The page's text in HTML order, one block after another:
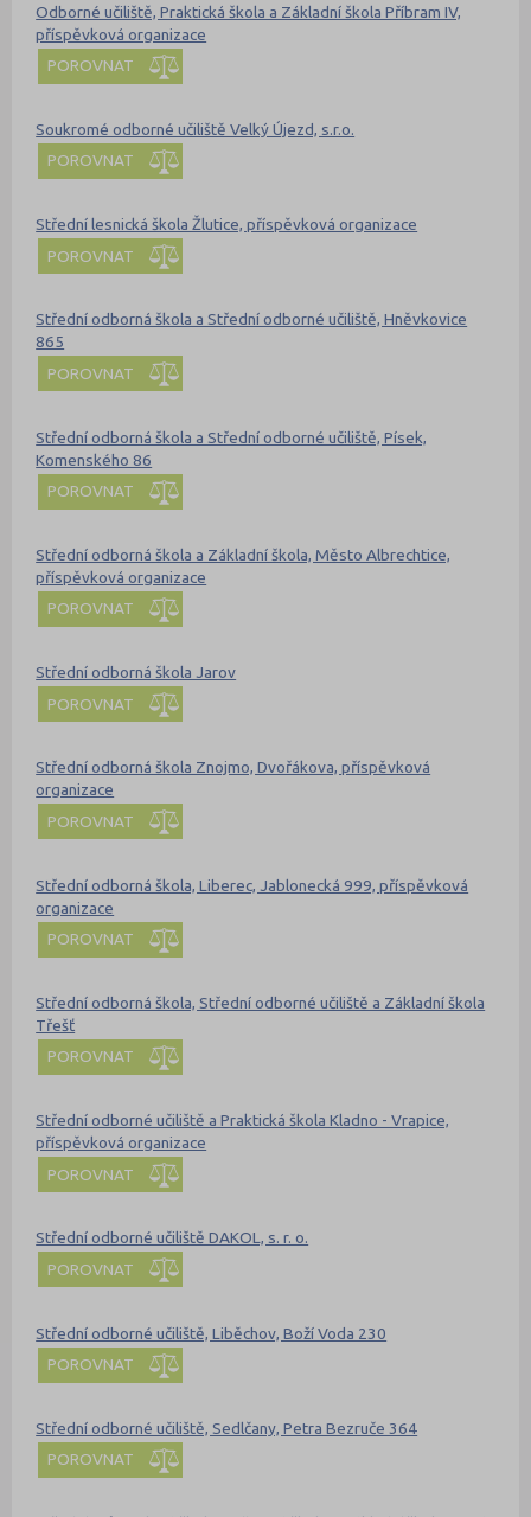
Odborné učiliště, Praktická škola a Základní škola Příbram IV,
příspěvková organizace
POROVNAT
Soukromé odborné učiliště Velký Újezd, s.r.o.
POROVNAT
Střední lesnická škola Žlutice, příspěvková organizace
POROVNAT
Střední odborná škola a Střední odborné učiliště, Hněvkovice
865
POROVNAT
Střední odborná škola a Střední odborné učiliště, Písek,
Komenského 86
POROVNAT
Střední odborná škola a Základní škola, Město Albrechtice,
příspěvková organizace
POROVNAT
Střední odborná škola Jarov
POROVNAT
Střední odborná škola Znojmo, Dvořákova, příspěvková
organizace
POROVNAT
Střední odborná škola, Liberec, Jablonecká 999, příspěvková
organizace
POROVNAT
Střední odborná škola, Střední odborné učiliště a Základní škola
Třešť
POROVNAT
Střední odborné učiliště a Praktická škola Kladno - Vrapice,
příspěvková organizace
POROVNAT
Střední odborné učiliště DAKOL, s. r. o.
POROVNAT
Střední odborné učiliště, Liběchov, Boží Voda 230
POROVNAT
Střední odborné učiliště, Sedlčany, Petra Bezruče 364
POROVNAT